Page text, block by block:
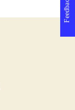
Feedback